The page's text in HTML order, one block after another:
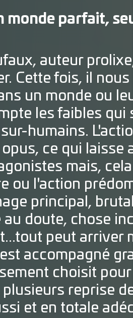
monde parfait,
auteur
Cette fois, il
un monde ou
les faibles qui
humains.
ce qui laisse
mais,
ou l'action
principal,
au doute, chose
peut arriver
accompagné
choisit
reprise
et en totale